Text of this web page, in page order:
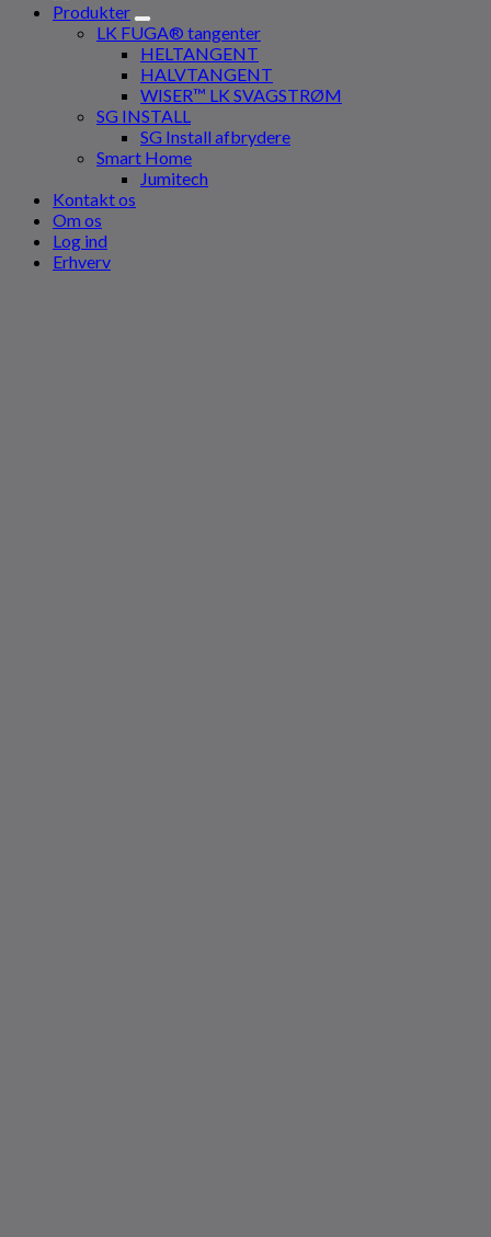
Produkter
LK FUGA® tangenter
HELTANGENT
HALVTANGENT
WISER™ LK SVAGSTRØM
SG INSTALL
SG Install afbrydere
Smart Home
Jumitech
Kontakt os
Om os
Log ind
Erhverv